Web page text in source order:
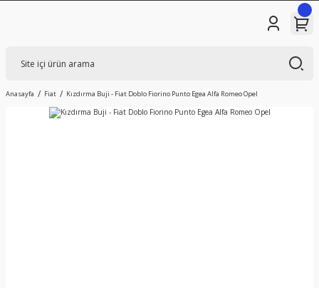
Anasayfa Fiat Kızdırma Buji - Fiat Doblo Fiorino Punto Egea Alfa Romeo Opel